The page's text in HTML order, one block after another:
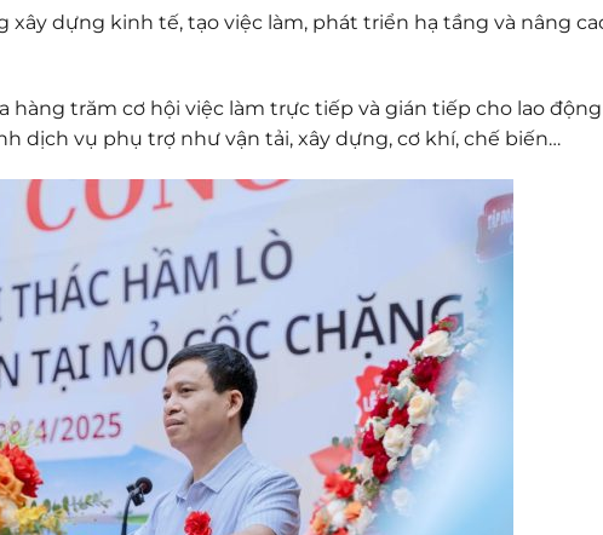
dựng kinh tế, tạo việc làm, phát triển hạ tầng và nâng
hàng trăm cơ hội việc làm trực tiếp và gián tiếp cho lao
dịch vụ phụ trợ như vận tải, xây dựng, cơ khí, chế biến…